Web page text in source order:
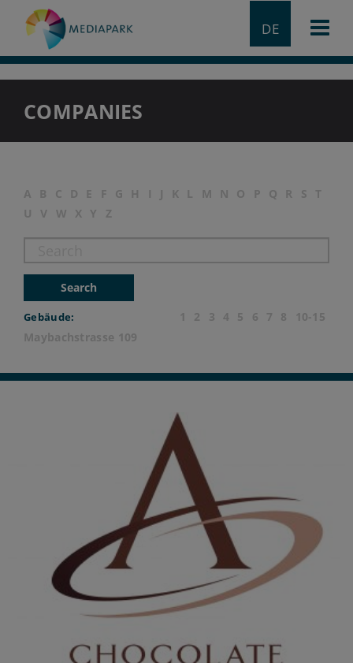
DE
COMPANIES
A B C D E F G H I J K L M N O P Q R S
T
U
V W X Y Z
Search
Gebäude: 1 2 3 4 5 6 7 8
10-15
Maybachstrasse 109